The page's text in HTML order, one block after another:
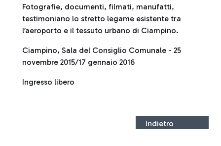
Fotografie, documenti, filmati, manufatti,
testimoniano lo stretto legame esistente tra
l’aeroporto e il tessuto urbano di Ciampino.
Ciampino, Sala del Consiglio Comunale - 25
novembre 2015/17 gennaio 2016
Ingresso libero
Indietro